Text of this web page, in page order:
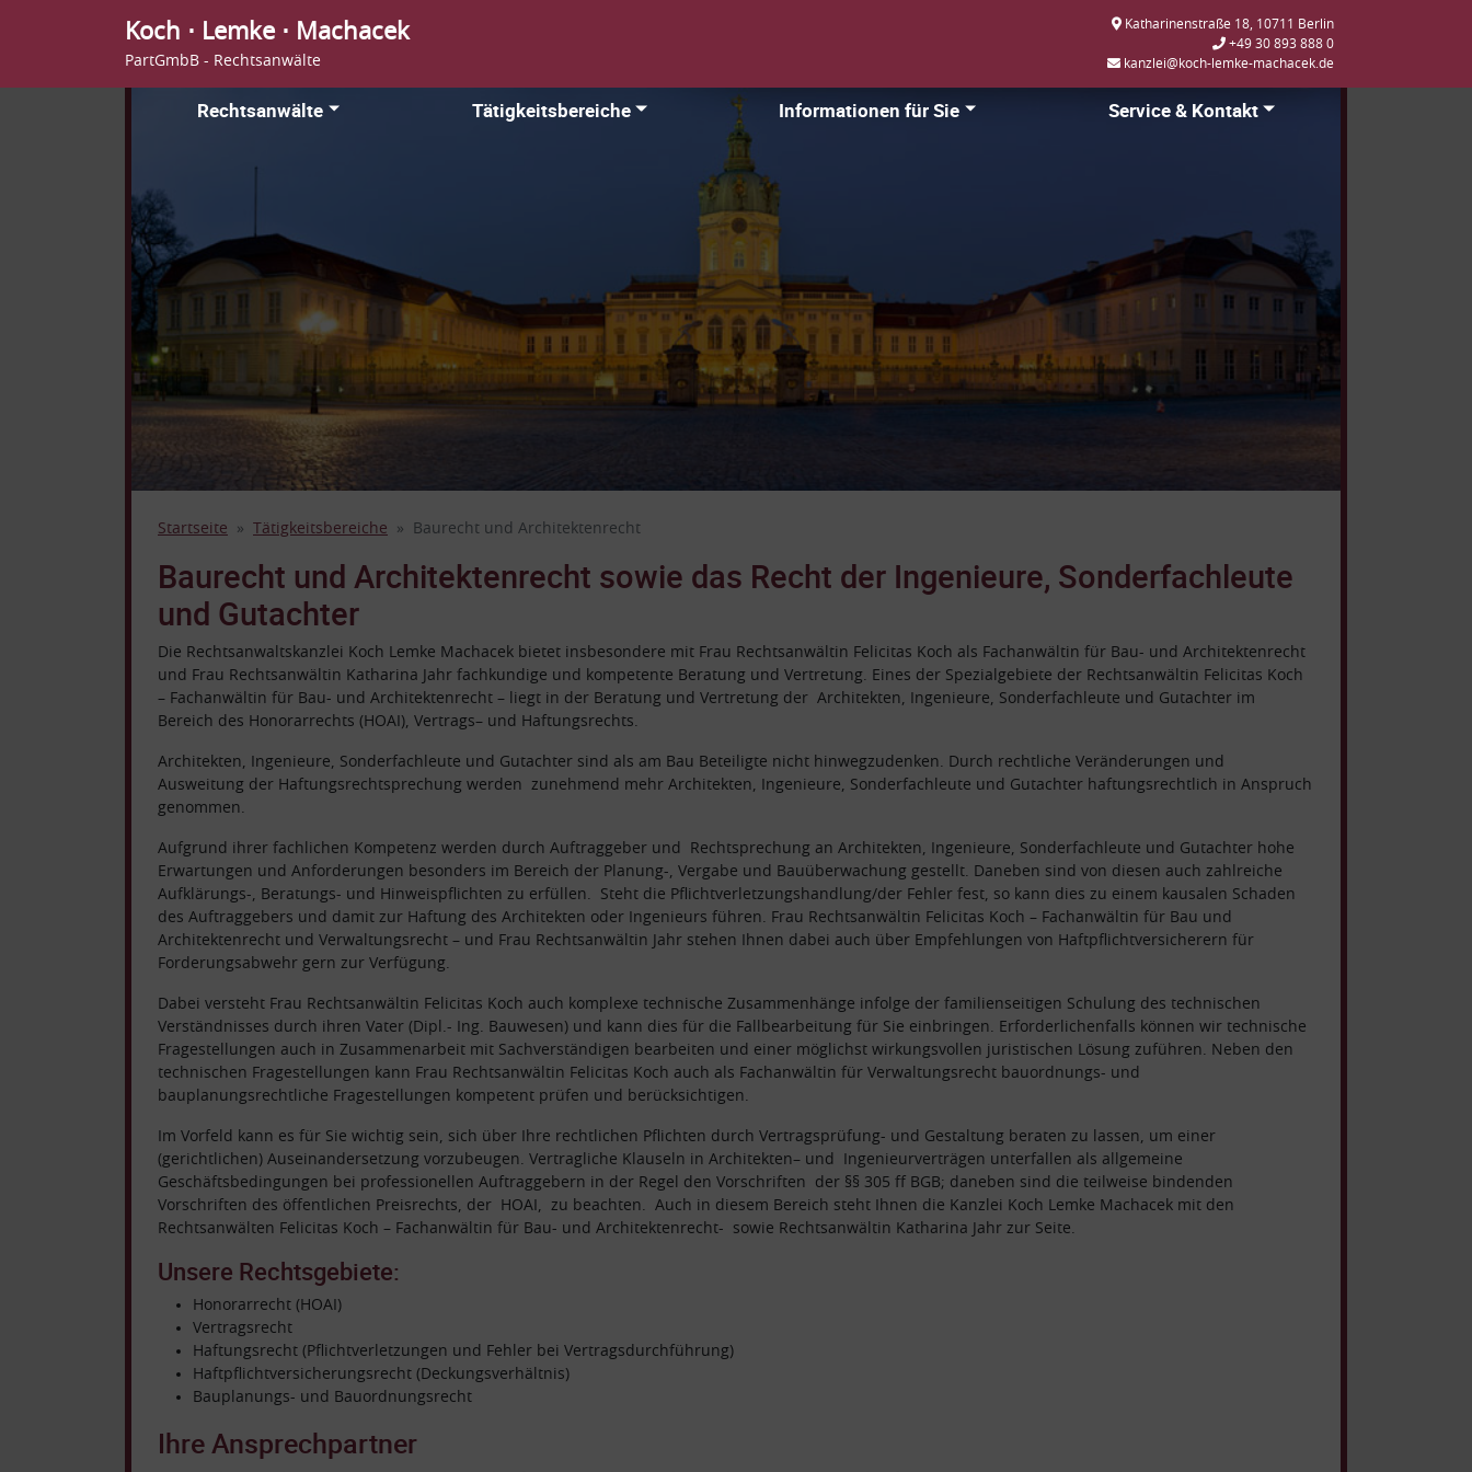
Koch ⋅ Lemke ⋅ Machacek
PartGmbB - Rechtsanwälte
Katharinenstraße 18, 10711 Berlin
+49 30 893 888 0
kanzlei@koch-lemke-machacek.de
Rechtsanwälte Tätigkeitsbereiche Informationen für Sie Service & Kontakt
Startseite Tätigkeitsbereiche Baurecht und Architektenrecht
Baurecht und Architektenrecht sowie das Recht der Ingenieure, Sonderfachleute
und Gutachter
Die Rechtsanwaltskanzlei Koch Lemke Machacek bietet insbesondere mit Frau Rechtsanwältin Felicitas Koch als Fachanwältin für Bau- und Architektenrecht
und Frau Rechtsanwältin Katharina Jahr fachkundige und kompetente Beratung und Vertretung. Eines der Spezialgebiete der Rechtsanwältin Felicitas Koch
– Fachanwältin für Bau- und Architektenrecht – liegt in der Beratung und Vertretung der Architekten, Ingenieure, Sonderfachleute und Gutachter im
Bereich des Honorarrechts (HOAI), Vertrags– und Haftungsrechts.
Architekten, Ingenieure, Sonderfachleute und Gutachter sind als am Bau Beteiligte nicht hinwegzudenken. Durch rechtliche Veränderungen und
Ausweitung der Haftungsrechtsprechung werden zunehmend mehr Architekten, Ingenieure, Sonderfachleute und Gutachter haftungsrechtlich in Anspruch
genommen.
Aufgrund ihrer fachlichen Kompetenz werden durch Auftraggeber und Rechtsprechung an Architekten, Ingenieure, Sonderfachleute und Gutachter hohe
Erwartungen und Anforderungen besonders im Bereich der Planung-, Vergabe und Bauüberwachung gestellt. Daneben sind von diesen auch zahlreiche
Aufklärungs-, Beratungs- und Hinweispflichten zu erfüllen. Steht die Pflichtverletzungshandlung/der Fehler fest, so kann dies zu einem kausalen Schaden
des Auftraggebers und damit zur Haftung des Architekten oder Ingenieurs führen. Frau Rechtsanwältin Felicitas Koch – Fachanwältin für Bau und
Architektenrecht und Verwaltungsrecht – und Frau Rechtsanwältin Jahr stehen Ihnen dabei auch über Empfehlungen von Haftpflichtversicherern für
Forderungsabwehr gern zur Verfügung.
Dabei versteht Frau Rechtsanwältin Felicitas Koch auch komplexe technische Zusammenhänge infolge der familienseitigen Schulung des technischen
Verständnisses durch ihren Vater (Dipl.- Ing. Bauwesen) und kann dies für die Fallbearbeitung für Sie einbringen. Erforderlichenfalls können wir technische
Fragestellungen auch in Zusammenarbeit mit Sachverständigen bearbeiten und einer möglichst wirkungsvollen juristischen Lösung zuführen. Neben den
technischen Fragestellungen kann Frau Rechtsanwältin Felicitas Koch auch als Fachanwältin für Verwaltungsrecht bauordnungs- und
bauplanungsrechtliche Fragestellungen kompetent prüfen und berücksichtigen.
Im Vorfeld kann es für Sie wichtig sein, sich über Ihre rechtlichen Pflichten durch Vertragsprüfung- und Gestaltung beraten zu lassen, um einer
(gerichtlichen) Auseinandersetzung vorzubeugen. Vertragliche Klauseln in Architekten– und Ingenieurverträgen unterfallen als allgemeine
Geschäftsbedingungen bei professionellen Auftraggebern in der Regel den Vorschriften der §§ 305 ff BGB; daneben sind die teilweise bindenden
Vorschriften des öffentlichen Preisrechts, der HOAI, zu beachten. Auch in diesem Bereich steht Ihnen die Kanzlei Koch Lemke Machacek mit den
Rechtsanwälten Felicitas Koch – Fachanwältin für Bau- und Architektenrecht- sowie Rechtsanwältin Katharina Jahr zur Seite.
Unsere Rechtsgebiete:
Honorarrecht (HOAI)
Vertragsrecht
Haftungsrecht (Pflichtverletzungen und Fehler bei Vertragsdurchführung)
Haftpflichtversicherungsrecht (Deckungsverhältnis)
Bauplanungs- und Bauordnungsrecht
Ihre Ansprechpartner